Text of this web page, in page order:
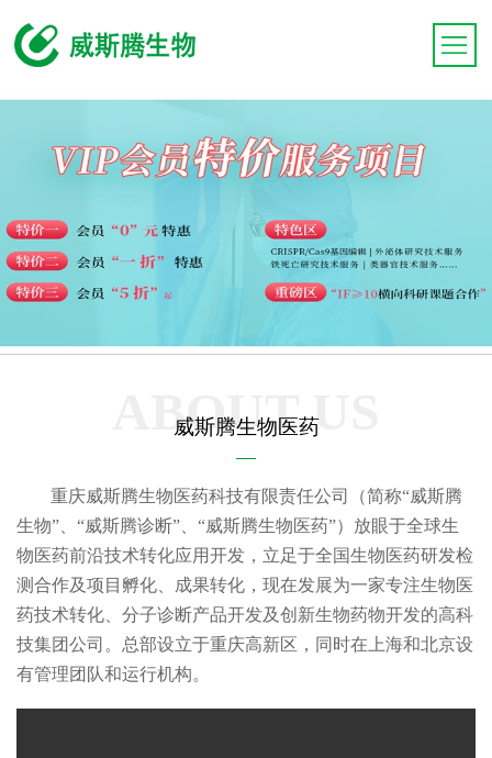
威斯腾生物医药
ABOUT US
重庆威斯腾生物医药科技有限责任公司（简称“威斯腾
生物”、“威斯腾诊断”、“威斯腾生物医药”）放眼于全球生
物医药前沿技术转化应用开发，立足于全国生物医药研发检
测合作及项目孵化、成果转化，现在发展为一家专注生物医
药技术转化、分子诊断产品开发及创新生物药物开发的高科
技集团公司。总部设立于重庆高新区，同时在上海和北京设
有管理团队和运行机构。